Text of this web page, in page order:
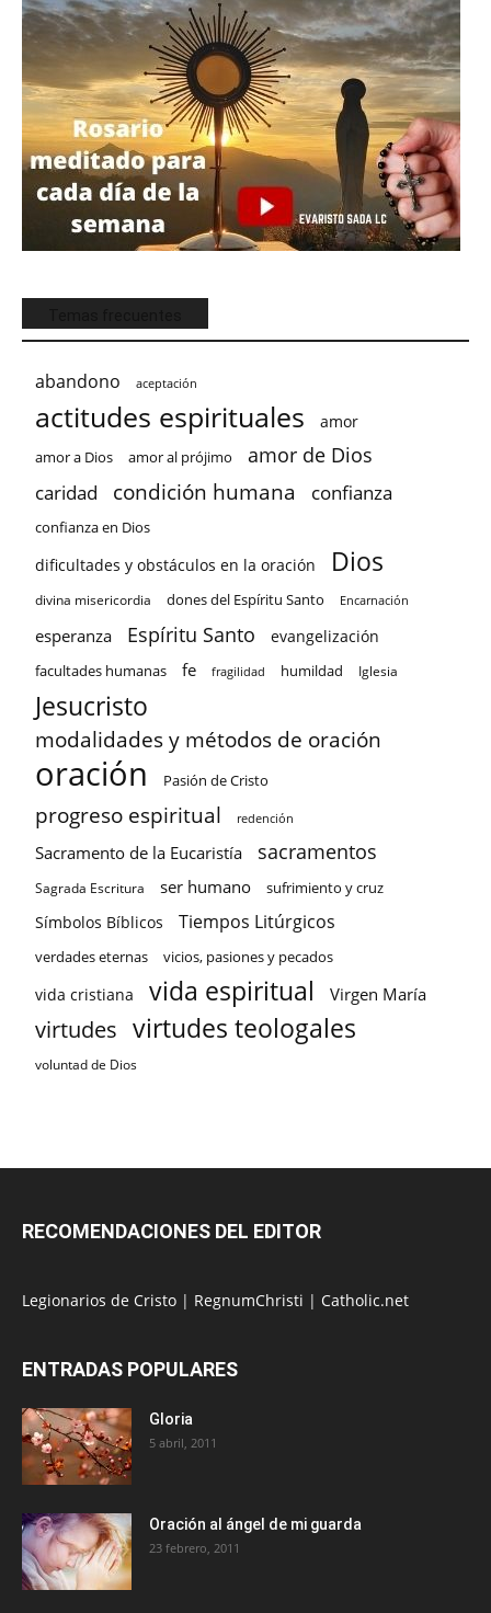
abandono aceptación
actitudes espirituales amor
amor a Dios amor al prójimo amor de Dios
caridad condición humana confianza
confianza en Dios
dificultades y obstáculos en la oración Dios
divina misericordia dones del Espíritu Santo Encarnación
esperanza Espíritu Santo evangelización
facultades humanas fe fragilidad humildad Iglesia
Jesucristo
modalidades y métodos de oración
oración Pasión de Cristo
progreso espiritual redención
Sacramento de la Eucaristía sacramentos
Sagrada Escritura ser humano sufrimiento y cruz
Símbolos Bíblicos Tiempos Litúrgicos
verdades eternas vicios, pasiones y pecados
vida cristiana vida espiritual Virgen María
virtudes virtudes teologales
voluntad de Dios
RECOMENDACIONES DEL EDITOR
Legionarios de Cristo | RegnumChristi | Catholic.net
ENTRADAS POPULARES
Gloria
5 abril, 2011
Oración al ángel de mi guarda
23 febrero, 2011